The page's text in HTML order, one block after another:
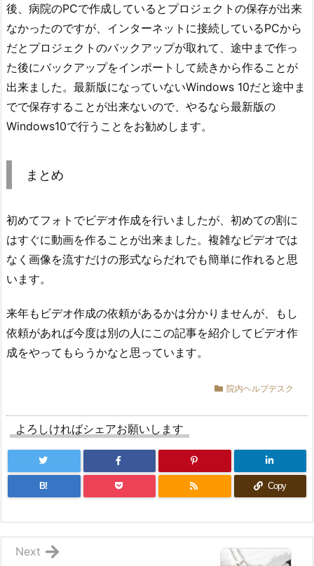
後、病院のPCで作成しているとプロジェクトの保存が出来
なかったのですが、インターネットに接続しているPCから
だとプロジェクトのバックアップが取れて、途中まで作っ
た後にバックアップをインポートして続きから作ることが
出来ました。最新版になっていないWindows 10だと途中ま
でで保存することが出来ないので、やるなら最新版の
Windows10で行うことをお勧めします。
まとめ
初めてフォトでビデオ作成を行いましたが、初めての割に
はすぐに動画を作ることが出来ました。複雑なビデオでは
なく画像を流すだけの形式ならだれでも簡単に作れると思
います。
来年もビデオ作成の依頼があるかは分かりませんが、もし
依頼があれば今度は別の人にこの記事を紹介してビデオ作
成をやってもらうかなと思っています。
院内ヘルプデスク
よろしければシェアお願いします
B! Copy
Next